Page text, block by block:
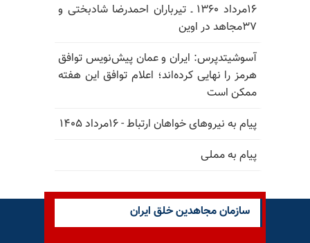
۱۶مرداد ۱۳۶۰ ـ تیرباران احمدرضا شادبختی و
۳۷مجاهد در اوین
آسوشیتدپرس: ایران و عمان پیش‌نویس توافق
هرمز را نهایی کرده‌اند؛ اعلام توافق این هفته
ممکن است
پیام به نیروهای خواهان ارتباط - ۱۶مرداد ۱۴۰۵
پیام به مملی
سازمان مجاهدین خلق ایران